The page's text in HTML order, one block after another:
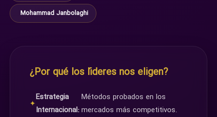
Mohammad Janbolaghi
¿Por qué los líderes nos eligen?
✦
Estrategia
Internacional:
Métodos probados en los
mercados más competitivos.